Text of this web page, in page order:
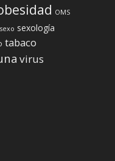
OMS
sexo sexología
tabaco
virus